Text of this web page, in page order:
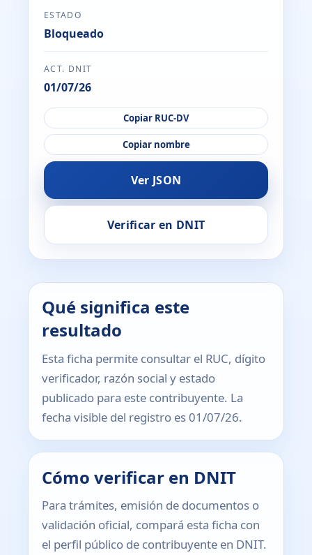
ESTADO
Bloqueado
ACT. DNIT
01/07/26
Copiar RUC-DV
Copiar nombre
Ver JSON
Verificar en DNIT
Qué significa este
resultado
Esta ficha permite consultar el RUC, dígito
verificador, razón social y estado
publicado para este contribuyente. La
fecha visible del registro es 01/07/26.
Cómo verificar en DNIT
Para trámites, emisión de documentos o
validación oficial, compará esta ficha con
el perfil público de contribuyente en DNIT.